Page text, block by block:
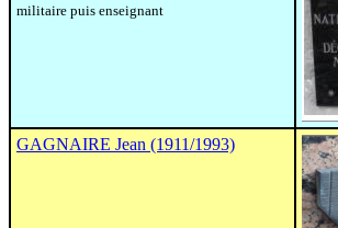
militaire puis enseignant
GAGNAIRE Jean (1911/1993)